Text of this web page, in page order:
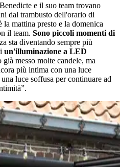
e il suo team trovano
dal trambusto dell'orario di
mattina presto e la domenica
il team. Sono piccoli momenti di
sta diventando sempre più
un'illuminazione a LED
già messo molte candele, ma
più intima con una luce
luce soffusa per continuare ad